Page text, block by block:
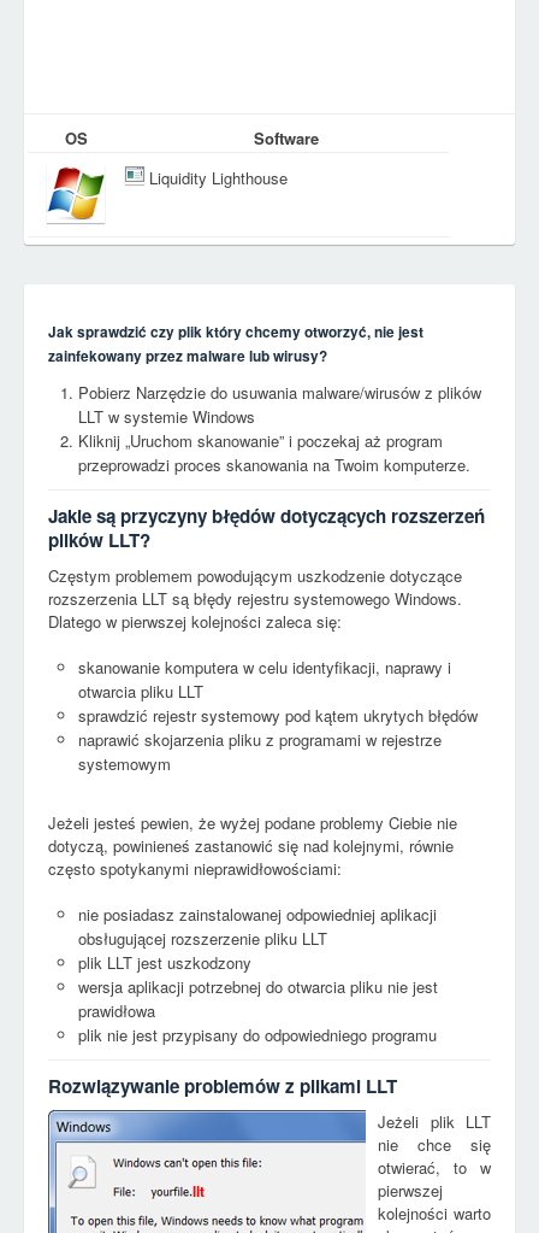
OS
Software
Liquidity Lighthouse
Jak sprawdzić czy plik który chcemy otworzyć, nie jest
zainfekowany przez malware lub wirusy?
Pobierz Narzędzie do usuwania malware/wirusów z plików
LLT w systemie Windows
Kliknij „Uruchom skanowanie” i poczekaj aż program
przeprowadzi proces skanowania na Twoim komputerze.
Jakie są przyczyny błędów dotyczących rozszerzeń
plików LLT?
Częstym problemem powodującym uszkodzenie dotyczące
rozszerzenia LLT są błędy rejestru systemowego Windows.
Dlatego w pierwszej kolejności zaleca się:
skanowanie komputera w celu identyfikacji, naprawy i
otwarcia pliku LLT
sprawdzić rejestr systemowy pod kątem ukrytych błędów
naprawić skojarzenia pliku z programami w rejestrze
systemowym
Jeżeli jesteś pewien, że wyżej podane problemy Ciebie nie
dotyczą, powinieneś zastanowić się nad kolejnymi, równie
często spotykanymi nieprawidłowościami:
nie posiadasz zainstalowanej odpowiedniej aplikacji
obsługującej rozszerzenie pliku LLT
plik LLT jest uszkodzony
wersja aplikacji potrzebnej do otwarcia pliku nie jest
prawidłowa
plik nie jest przypisany do odpowiedniego programu
Rozwiązywanie problemów z plikami LLT
llt
Jeżeli plik LLT
nie chce się
otwierać, to w
pierwszej
kolejności warto